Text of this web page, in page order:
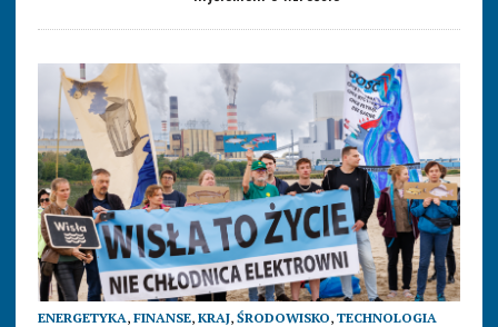
ENERGETYKA, FINANSE, KRAJ, ŚRODOWISKO, TECHNOLOGIA